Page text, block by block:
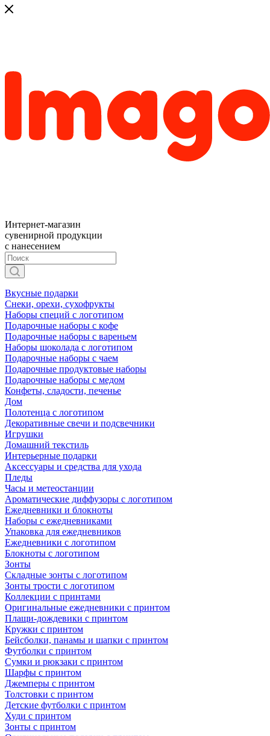
Интернет-магазин
сувенирной продукции
с нанесением
Вкусные подарки
Снеки, орехи, сухофрукты
Наборы специй с логотипом
Подарочные наборы с кофе
Подарочные наборы с вареньем
Наборы шоколада с логотипом
Подарочные наборы с чаем
Подарочные продуктовые наборы
Подарочные наборы с медом
Конфеты, сладости, печенье
Дом
Полотенца с логотипом
Декоративные свечи и подсвечники
Игрушки
Домашний текстиль
Интерьерные подарки
Аксессуары и средства для ухода
Пледы
Часы и метеостанции
Ароматические диффузоры с логотипом
Ежедневники и блокноты
Наборы с ежедневниками
Упаковка для ежедневников
Ежедневники с логотипом
Блокноты с логотипом
Зонты
Складные зонты с логотипом
Зонты трости с логотипом
Коллекции с принтами
Оригинальные ежедневники с принтом
Плащи-дождевики с принтом
Кружки с принтом
Бейсболки, панамы и шапки с принтом
Футболки с принтом
Сумки и рюкзаки с принтом
Шарфы с принтом
Джемперы с принтом
Толстовки с принтом
Детские футболки с принтом
Худи с принтом
Зонты с принтом